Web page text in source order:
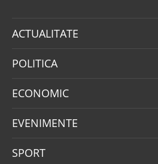
ACTUALITATE
POLITICA
ECONOMIC
EVENIMENTE
SPORT